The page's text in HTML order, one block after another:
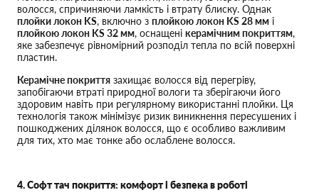
волосся, спричиняючи ламкість і втрату блиску. Однак
плойки локон KS, включно з плойкою локон KS 28 мм і
плойкою локон KS 32 мм, оснащені керамічним покриттям,
яке забезпечує рівномірний розподіл тепла по всій поверхні
пластин.
Керамічне покриття захищає волосся від перегріву,
запобігаючи втраті природної вологи та зберігаючи його
здоровим навіть при регулярному використанні плойки. Ця
технологія також мінімізує ризик виникнення пересушених і
пошкоджених ділянок волосся, що є особливо важливим
для тих, хто має тонке або ослаблене волосся.
4. Софт тач покриття: комфорт і безпека в роботі